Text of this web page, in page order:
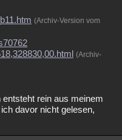
(Archiv-Version vom
(Archiv-
rein aus meinem
davor nicht gelesen,